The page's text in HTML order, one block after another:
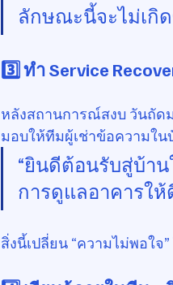
ลักษณะนี้จะไม่เกิ
3️⃣ ทำ Service
หลังสถานการณ์สงบ วันถัด
มอบให้ทีมผู้เช่าข้อความใน
“ยินดีต้อนรับสู่บ้า
การดูแลอาคารให้
สิ่งนี้เปลี่ยน “ความไม่พอใจ